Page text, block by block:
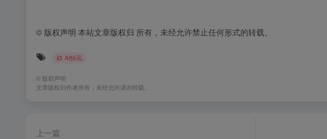
© 版权声明 本站文章版权归 所有，未经允许禁止任何形式的转载。
AI快讯
© 版权声明
文章版权归作者所有，未经允许请勿转载。
上一篇